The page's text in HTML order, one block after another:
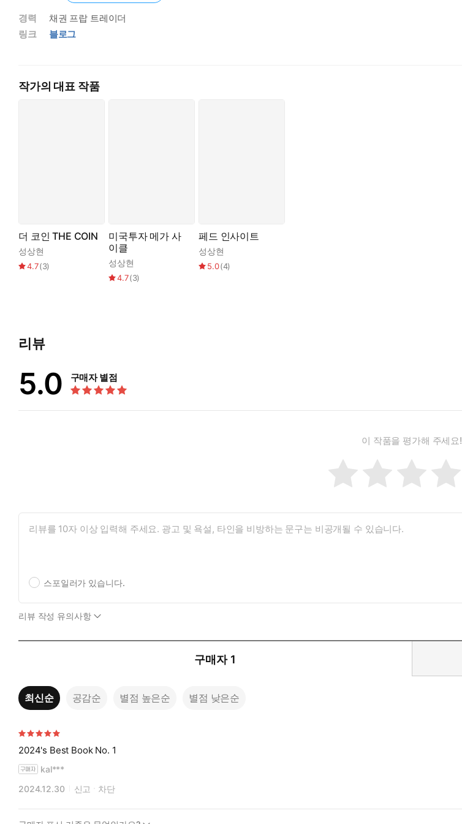
경력
채권 프랍 트레이더
링크
블로그
작가의 대표 작품
더 코인 THE COIN
성상현
4.7(3)
미국투자 메가 사
이클
성상현
4.7(3)
페드 인사이트
성상현
5.0(4)
리뷰
5.0 구매자 별점
이 작품을 평가해 주세요!
스포일러가 있습니다.
리뷰 작성 유의사항
구매자 1
최신순 공감순 별점 높은순 별점 낮은순
2024's Best Book No. 1
kal***
2024.12.30
신고 차단